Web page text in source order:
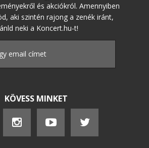
és akciókról. Amennyiben
aki szintén rajong a zenék iránt,
neki a Koncert.hu-t!
KÖVESS MINKET